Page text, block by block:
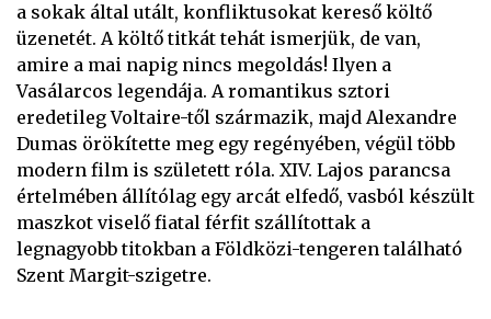
a sokak által utált, konfliktusokat kereső költő
üzenetét. A költő titkát tehát ismerjük, de van,
amire a mai napig nincs megoldás! Ilyen a
Vasálarcos legendája. A romantikus sztori
eredetileg Voltaire-től származik, majd Alexandre
Dumas örökítette meg egy regényében, végül több
modern film is született róla. XIV. Lajos parancsa
értelmében állítólag egy arcát elfedő, vasból készült
maszkot viselő fiatal férfit szállítottak a
legnagyobb titokban a Földközi-tengeren található
Szent Margit-szigetre.